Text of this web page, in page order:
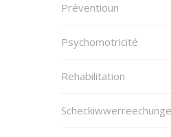
Préventioun
Psychomotricité
Rehabilitation